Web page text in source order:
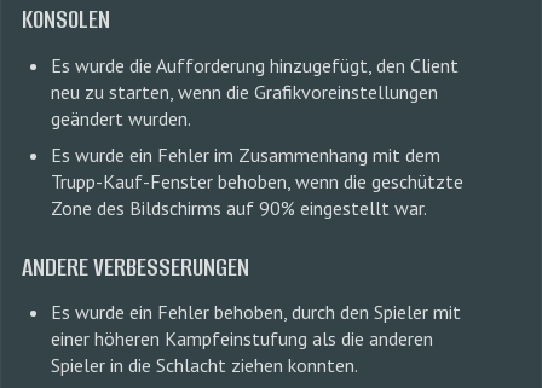
KONSOLEN
Es wurde die Aufforderung hinzugefügt, den Client
neu zu starten, wenn die Grafikvoreinstellungen
geändert wurden.
Es wurde ein Fehler im Zusammenhang mit dem
Trupp-Kauf-Fenster behoben, wenn die geschützte
Zone des Bildschirms auf 90% eingestellt war.
ANDERE VERBESSERUNGEN
Es wurde ein Fehler behoben, durch den Spieler mit
einer höheren Kampfeinstufung als die anderen
Spieler in die Schlacht ziehen konnten.